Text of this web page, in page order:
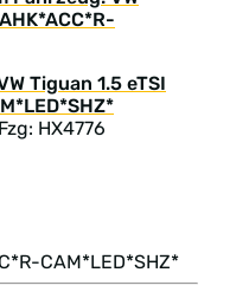
Fzg: HX4776
CAM*LED*SHZ*